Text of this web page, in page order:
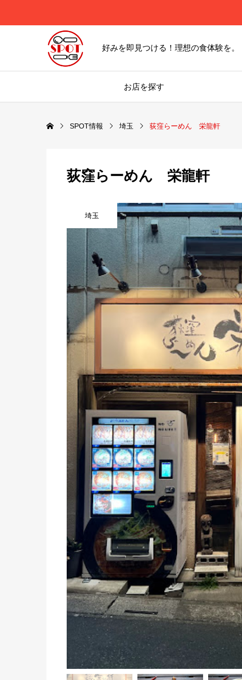
好みを即見つける！理想の食体験を。
お店を探す
SPOT情報 埼玉 荻窪らーめん 栄龍軒
荻窪らーめん 栄龍軒
埼玉